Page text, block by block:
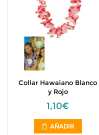
Collar Hawaiano Blanco
y Rojo
1,10€
AÑADIR